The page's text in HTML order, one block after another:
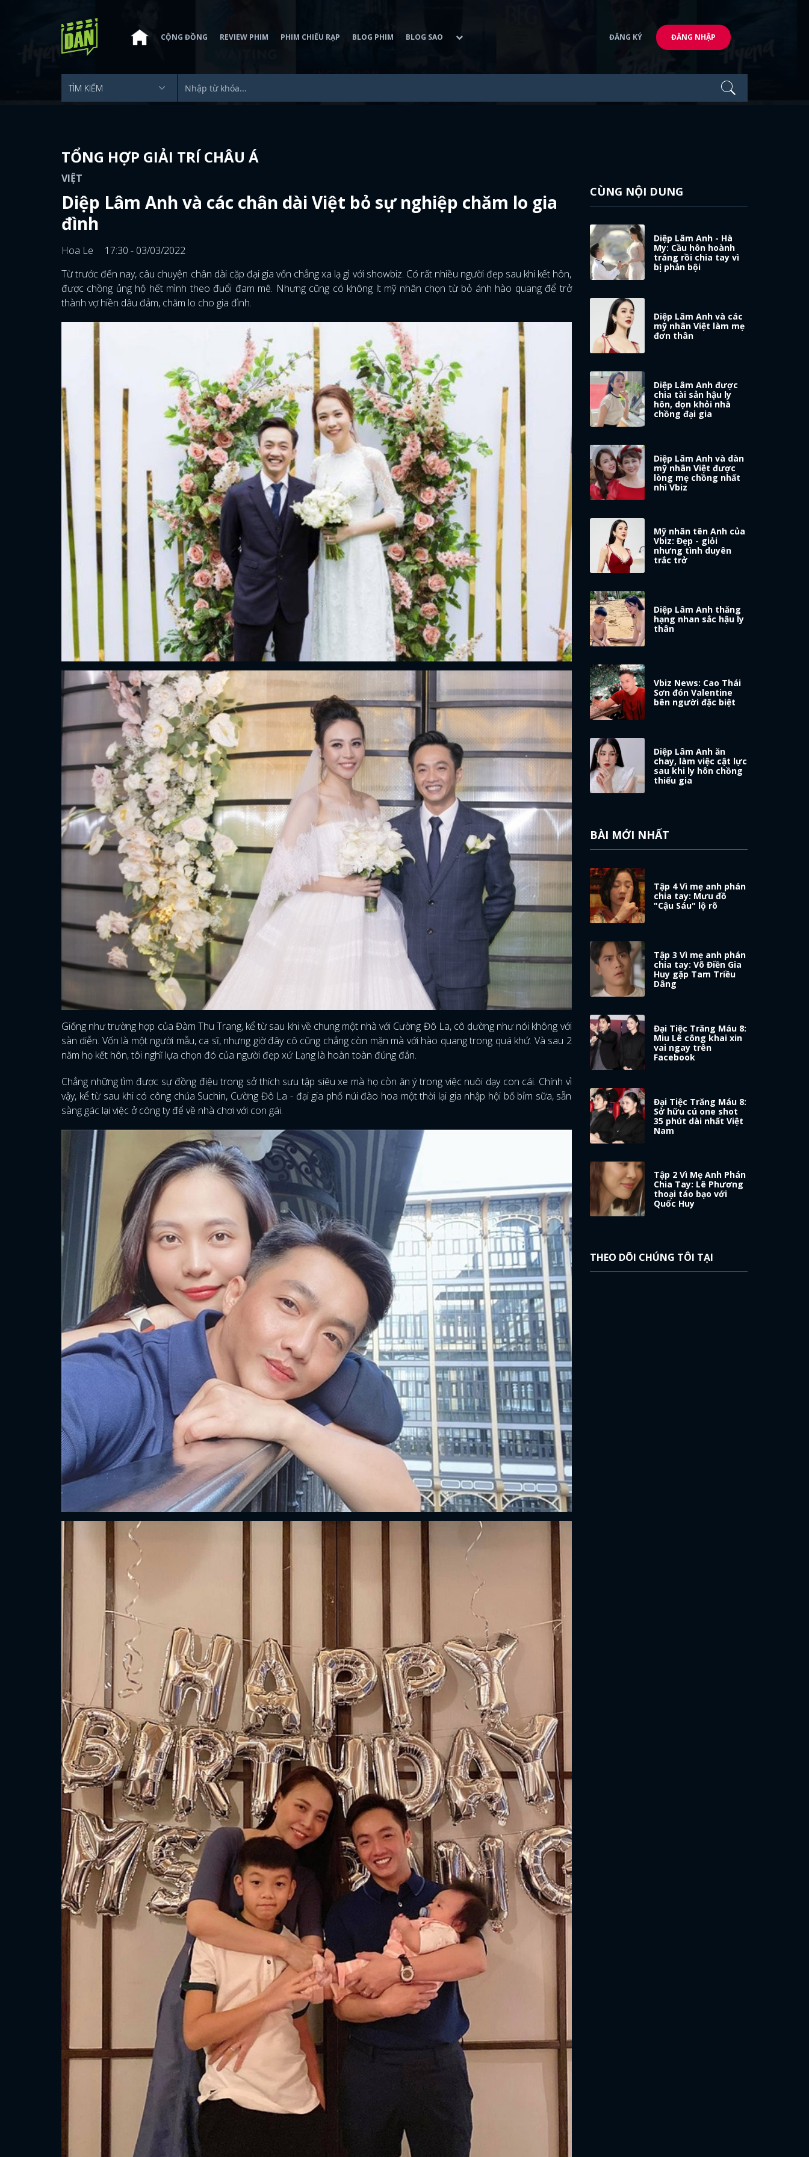
ĐĂNG NHẬP
FACEBOOK GOOGLE
CỘNG ĐỒNG REVIEW PHIM PHIM CHIẾU RẠP BLOG PHIM BLOG SAO ĐĂNG KÝ ĐĂNG NHẬP
TỔNG HỢP GIẢI TRÍ CHÂU Á
VIỆT
Diệp Lâm Anh và các chân dài Việt bỏ sự nghiệp chăm lo gia
đình
Hoa Le
17:30 - 03/03/2022
Từ trước đến nay, câu chuyện chân dài cặp đại gia vốn chẳng xa lạ gì với showbiz. Có rất nhiều người đẹp sau khi kết hôn,
được chồng ủng hộ hết mình theo đuổi đam mê. Nhưng cũng có không ít mỹ nhân chọn từ bỏ ánh hào quang để trở
thành vợ hiền dâu đảm, chăm lo cho gia đình.
Giống như trường hợp của Đàm Thu Trang, kể từ sau khi về chung một nhà với Cường Đô La, cô dường như nói không với
sàn diễn. Vốn là một người mẫu, ca sĩ, nhưng giờ đây cô cũng chẳng còn mặn mà với hào quang trong quá khứ. Và sau 2
năm họ kết hôn, tôi nghĩ lựa chọn đó của người đẹp xứ Lạng là hoàn toàn đúng đắn.
Chẳng những tìm được sự đồng điệu trong sở thích sưu tập siêu xe mà họ còn ăn ý trong việc nuôi dạy con cái. Chính vì
vậy, kể từ sau khi có công chúa Suchin, Cường Đô La - đại gia phố núi đào hoa một thời lại gia nhập hội bố bỉm sữa, sẵn
sàng gác lại việc ở công ty để về nhà chơi với con gái.
CÙNG NỘI DUNG
Diệp Lâm Anh - Hà
My: Cầu hôn hoành
tráng rồi chia tay vì
bị phản bội
Diệp Lâm Anh và các
mỹ nhân Việt làm mẹ
đơn thân
Diệp Lâm Anh được
chia tài sản hậu ly
hôn, dọn khỏi nhà
chồng đại gia
Diệp Lâm Anh và dàn
mỹ nhân Việt được
lòng mẹ chồng nhất
nhì Vbiz
Mỹ nhân tên Anh của
Vbiz: Đẹp - giỏi
nhưng tình duyên
trắc trở
Diệp Lâm Anh thăng
hạng nhan sắc hậu ly
thân
Vbiz News: Cao Thái
Sơn đón Valentine
bên người đặc biệt
Diệp Lâm Anh ăn
chay, làm việc cật lực
sau khi ly hôn chồng
thiếu gia
BÀI MỚI NHẤT
Tập 4 Vì mẹ anh phán
chia tay: Mưu đồ
"Cậu Sáu" lộ rõ
Tập 3 Vì mẹ anh phán
chia tay: Võ Điền Gia
Huy gặp Tam Triều
Dâng
Đại Tiệc Trăng Máu 8:
Miu Lê công khai xin
vai ngay trên
Facebook
Đại Tiệc Trăng Máu 8:
Sở hữu cú one shot
35 phút dài nhất Việt
Nam
Tập 2 Vì Mẹ Anh Phán
Chia Tay: Lê Phương
thoại táo bạo với
Quốc Huy
THEO DÕI CHÚNG TÔI TẠI